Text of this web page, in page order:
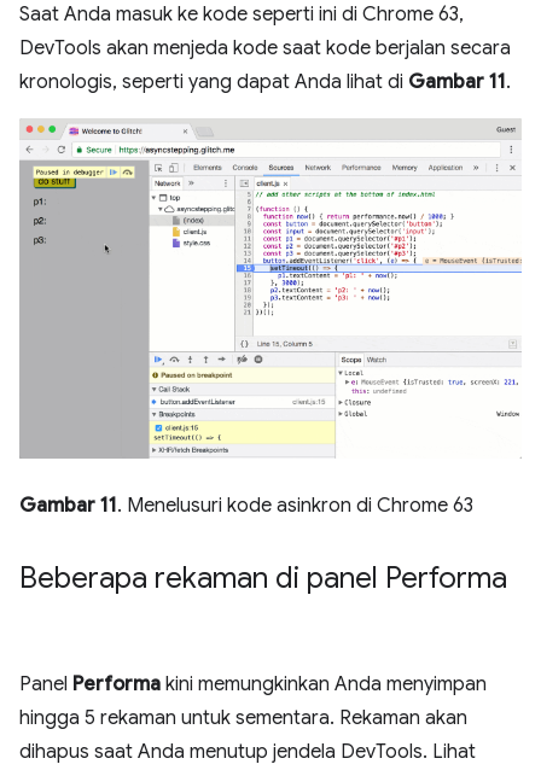
Saat Anda masuk ke kode seperti ini di Chrome 63,
DevTools akan menjeda kode saat kode berjalan secara
kronologis, seperti yang dapat Anda lihat di Gambar 11.
Gambar 11. Menelusuri kode asinkron di Chrome 63
Beberapa rekaman di panel Performa
Panel Performa kini memungkinkan Anda menyimpan
hingga 5 rekaman untuk sementara. Rekaman akan
dihapus saat Anda menutup jendela DevTools. Lihat